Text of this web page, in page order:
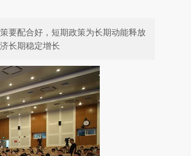
要配合好，短期政策为长期动能释放
长期稳定增长